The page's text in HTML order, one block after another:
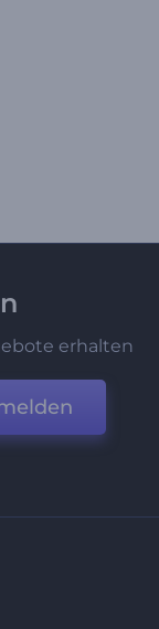
erhalten